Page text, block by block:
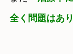
全く問題はあ